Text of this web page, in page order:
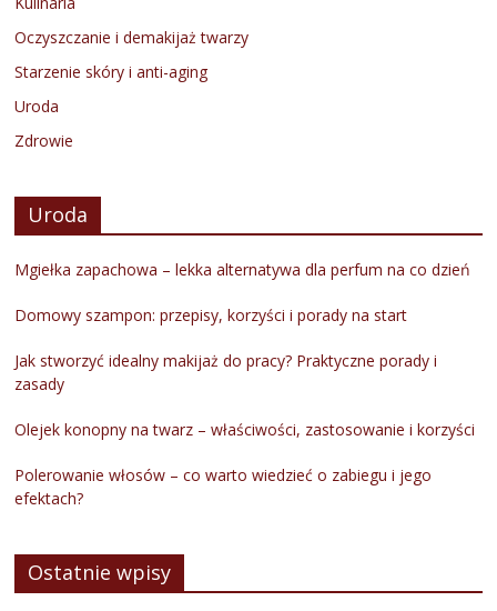
Oczyszczanie i demakijaż twarzy
Starzenie skóry i anti-aging
Uroda
Zdrowie
Uroda
Mgiełka zapachowa – lekka alternatywa dla perfum na co dzień
Domowy szampon: przepisy, korzyści i porady na start
Jak stworzyć idealny makijaż do pracy? Praktyczne porady i
zasady
Olejek konopny na twarz – właściwości, zastosowanie i korzyści
Polerowanie włosów – co warto wiedzieć o zabiegu i jego
efektach?
Ostatnie wpisy